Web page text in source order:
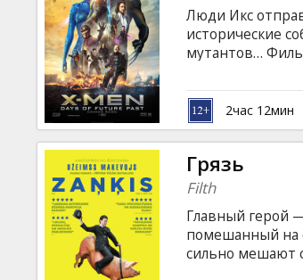
Люди Икс
исторические
мутантов…
2час 12мин
Грязь
Filth
Главный герой
помешанный на
сильно мешают